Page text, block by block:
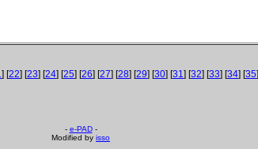
] [22] [23] [24] [25] [26] [27] [28] [29] [30] [31 ] [32] [33] [34] [35
- e-PAD-
Modified by isso